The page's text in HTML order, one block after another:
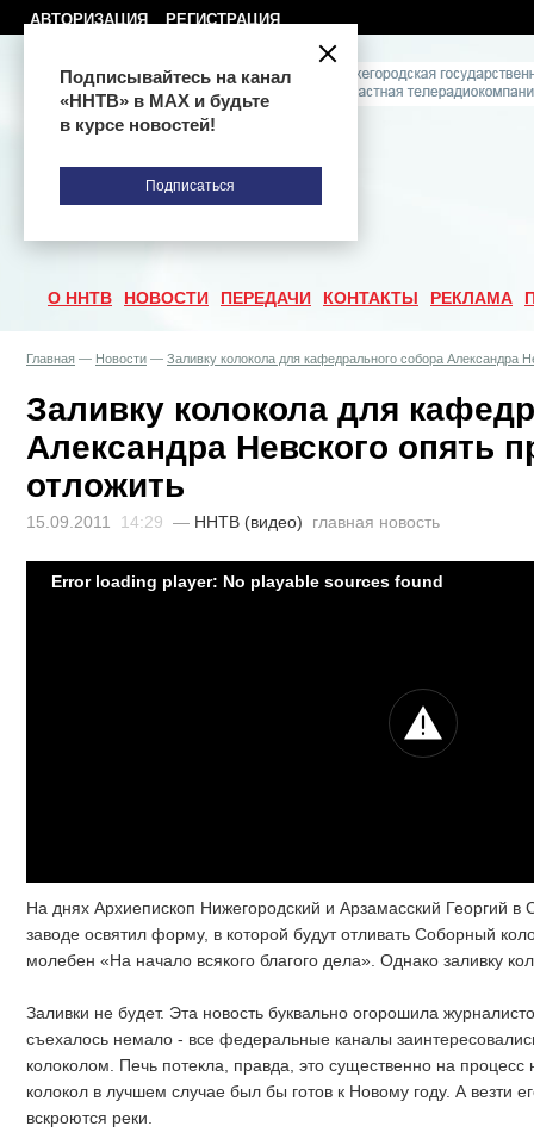
АВТОРИЗАЦИЯ РЕГИСТРАЦИЯ
О ННТВ НОВОСТИ ПЕРЕДАЧИ КОНТАКТЫ РЕКЛАМА
Главная — Новости — Заливку колокола для кафедрального собора Александра
Заливку колокола для
Александра Невского опять
отложить
15.09.2011 14:29 — ННТВ (видео) главная новость
Error loading player: No playable sources found
На днях Архиепископ Нижегородский и Арзамасский Георгий в
заводе освятил форму, в которой будут отливать Соборный
молебен «На начало всякого благого дела». Однако заливку
Заливки не будет. Эта новость буквально огорошила
съехалось немало - все федеральные каналы
колоколом. Печь потекла, правда, это существенно на процесс
колокол в лучшем случае был бы готов к Новому году. А везти
вскроются реки.
Подписывайтесь на канал
«ННТВ» в МАХ и будьте
в курсе новостей!
Подписаться